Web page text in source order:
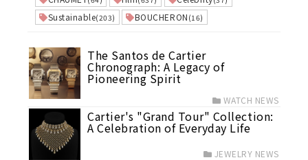
Sustainable(203) BOUCHERON (16)
The Santos de Cartier
Chronograph: A Legacy of
Pioneering Spirit
WATCH NEWS
Cartier's "Grand Tour" Collection:
A Celebration of Everyday Life
JEWELRY NEWS